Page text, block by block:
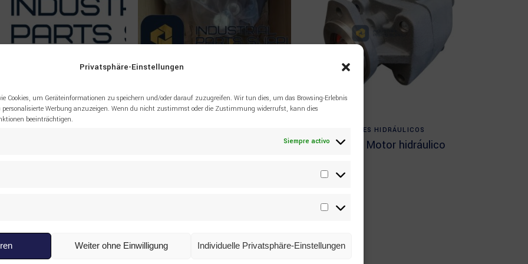
Privatsphäre-Einstellungen
Cookies, um Geräteinformationen zu speichern und/oder darauf zuzugreifen. Wir tun dies, um das Browsing-Erlebnis
Werbung anzuzeigen. Wenn du nicht zustimmst oder die Zustimmung widerrufst, kann dies
beeinträchtigen.
Siempre activo
Statistiken
Marketing
Weiter ohne Einwilligung Individuelle Privatsphäre-Einstellungen
Read more Read more
MOTORES HIDRÁULICOS
2657154916 Motor hidráulico